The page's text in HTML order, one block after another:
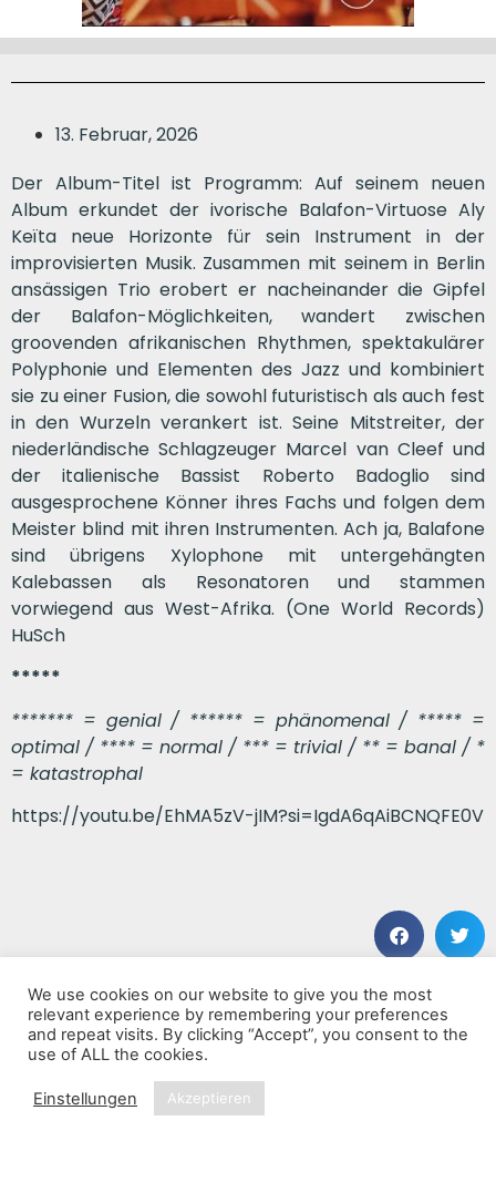
13. Februar, 2026
Der Album-Titel ist Programm: Auf seinem neuen
Album erkundet der ivorische Balafon-Virtuose Aly
Keïta neue Horizonte für sein Instrument in der
improvisierten Musik. Zusammen mit seinem in Berlin
ansässigen Trio erobert er nacheinander die Gipfel
der Balafon-Möglichkeiten, wandert zwischen
groovenden afrikanischen Rhythmen, spektakulärer
Polyphonie und Elementen des Jazz und kombiniert
sie zu einer Fusion, die sowohl futuristisch als auch fest
in den Wurzeln verankert ist. Seine Mitstreiter, der
niederländische Schlagzeuger Marcel van Cleef und
der italienische Bassist Roberto Badoglio sind
ausgesprochene Könner ihres Fachs und folgen dem
Meister blind mit ihren Instrumenten. Ach ja, Balafone
sind übrigens Xylophone mit untergehängten
Kalebassen als Resonatoren und stammen
vorwiegend aus West-Afrika. (One World Records)
HuSch
*****
******* = genial / ****** = phänomenal / ***** =
optimal / **** = normal / *** = trivial / ** = banal / *
= katastrophal
https://youtu.be/EhMA5zV-jIM?si=IgdA6qAiBCNQFE0V
VORHERIGER BEITRAG
Inferno
NÄCHSTER BEITRAG
Julia
We use cookies on our website to give you the most
relevant experience by remembering your preferences
and repeat visits. By clicking “Accept”, you consent to the
use of ALL the cookies.
Einstellungen Akzeptieren